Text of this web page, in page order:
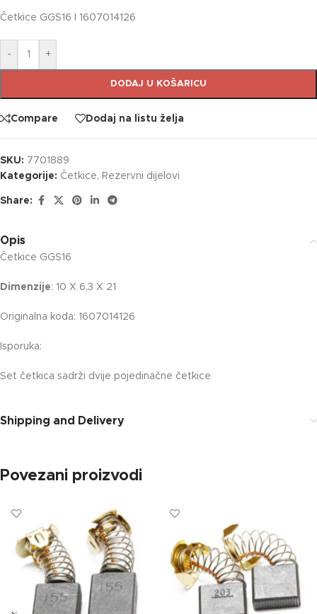
Četkice GGS16 I 1607014126
- +
DODAJ U KOŠARICU
Compare Dodaj na listu želja
SKU: 7701889
Kategorije: Četkice, Rezervni dijelovi
Share:
Opis
Četkice GGS16
Dimenzije: 10 X 6,3 X 21
Originalna koda: 1607014126
Isporuka:
Set četkica sadrži dvije pojedinačne četkice
Shipping and Delivery
Povezani proizvodi